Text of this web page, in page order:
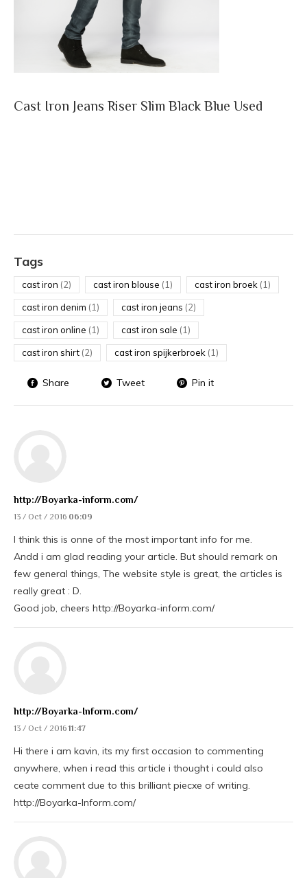
Cast Iron Jeans Riser Slim Black Blue Used
Tags
cast iron (2) cast iron blouse (1) cast iron broek (1)
cast iron denim (1) cast iron jeans (2)
cast iron online (1) cast iron sale (1)
cast iron shirt (2) cast iron spijkerbroek (1)
Share Tweet Pin it
http://Boyarka-inform.com/
13 / Oct / 2016 06:09
I think this is onne of the most important info for me.
Andd i am glad reading your article. But should remark on
few general things, The website style is great, the articles is
really great : D.
Good job, cheers http://Boyarka-inform.com/
http://Boyarka-Inform.com/
13 / Oct / 2016 11:47
Hi there i am kavin, its my first occasion to commenting
anywhere, when i read this article i thought i could also
ceate comment due to this brilliant piecxe of writing.
http://Boyarka-Inform.com/